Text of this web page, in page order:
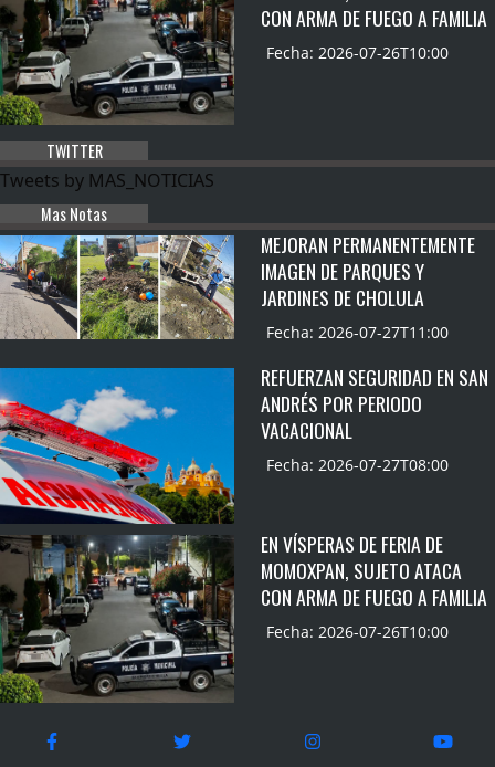
CON ARMA DE FUEGO A FAMILIA
Fecha: 2026-07-26T10:00
TWITTER
Tweets by MAS_NOTICIAS
Mas Notas
MEJORAN PERMANENTEMENTE
IMAGEN DE PARQUES Y
JARDINES DE CHOLULA
Fecha: 2026-07-27T11:00
REFUERZAN SEGURIDAD EN SAN
ANDRÉS POR PERIODO
VACACIONAL
Fecha: 2026-07-27T08:00
EN VÍSPERAS DE FERIA DE
MOMOXPAN, SUJETO ATACA
CON ARMA DE FUEGO A FAMILIA
Fecha: 2026-07-26T10:00